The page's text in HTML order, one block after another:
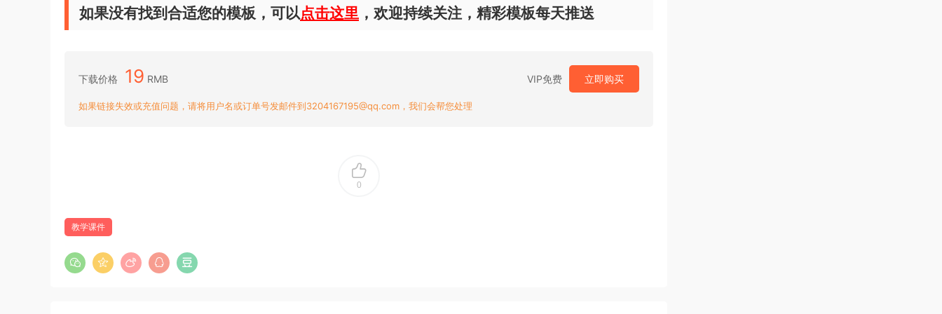
如果没有找到合适您的模板，可以点击这里 ，欢迎持续关注，精彩模板每天推送
下载价格 19 RMB VIP免费 立即购买
如果链接失效或充值问题，请将用户名或订单号发邮件到3204167195@qq.com，我们会帮您处理
0
教学课件